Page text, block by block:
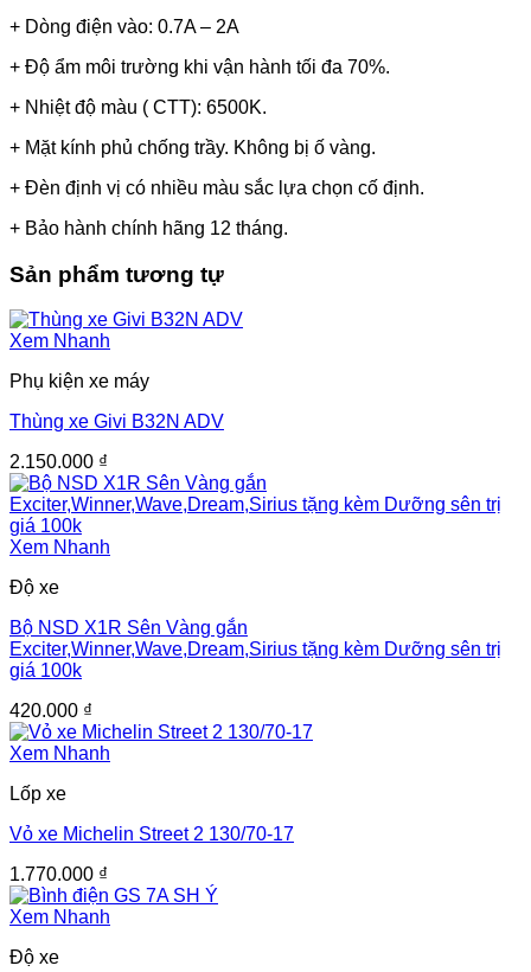
+ Dòng điện vào: 0.7A – 2A
+ Độ ẩm môi trường khi vận hành tối đa 70%.
+ Nhiệt độ màu ( CTT): 6500K.
+ Mặt kính phủ chống trầy. Không bị ố vàng.
+ Đèn định vị có nhiều màu sắc lựa chọn cố định.
+ Bảo hành chính hãng 12 tháng.
Sản phẩm tương tự
Xem Nhanh
Phụ kiện xe máy
Thùng xe Givi B32N ADV
2.150.000 ₫
Xem Nhanh
Độ xe
Bộ NSD X1R Sên Vàng gắn
Exciter,Winner,Wave,Dream,Sirius tặng kèm Dưỡng sên trị
giá 100k
420.000 ₫
Xem Nhanh
Lốp xe
Vỏ xe Michelin Street 2 130/70-17
1.770.000 ₫
Xem Nhanh
Độ xe